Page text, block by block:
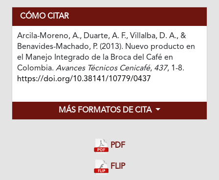
CÓMO CITAR
Arcila-Moreno, A., Duarte, A. F., Villalba, D. A., &
Benavides-Machado, P. (2013). Nuevo producto en
el Manejo Integrado de la Broca del Café en
Colombia. Avances Técnicos Cenicafé, 437, 1-8.
https://doi.org/10.38141/10779/0437
MÁS FORMATOS DE CITA
PDF
FLIP